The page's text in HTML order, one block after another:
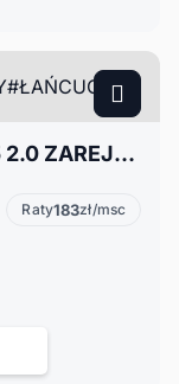
Mercedes-Benz Klasa B W245 2.0 ZAREJESTROWANY#WAŻNE OPŁATY#ŁAŃCUCH ROZRZĄDU#OPONY WIELOSEZON
Raty183zł/msc